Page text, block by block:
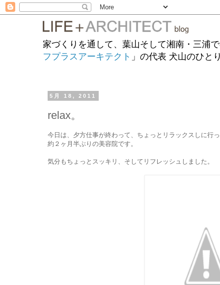
家づくりを通して、葉山そして湘南・三浦
フプラスアーキテクト 」の代表 犬山のひと
5月 18, 2011
relax。
今日は、夕方仕事が終わって、ちょっとリラックスしに行
約２ヶ月半ぶりの美容院です。
気分もちょっとスッキリ、そしてリフレッシュしました。